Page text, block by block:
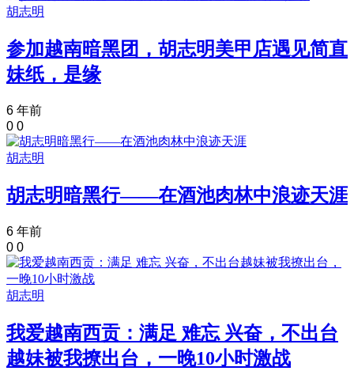
胡志明
参加越南暗黑团，胡志明美甲店遇见简直
妹纸，是缘
6 年前
0 0
胡志明
胡志明暗黑行——在酒池肉林中浪迹天涯
6 年前
0 0
胡志明
我爱越南西贡：满足 难忘 兴奋，不出台
越妹被我撩出台，一晚10小时激战